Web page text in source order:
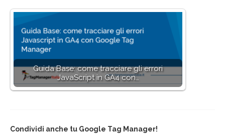
Guida Base: come tracciare gli errori
JavaScript in GA4 con…
Condividi anche tu Google Tag Manager!